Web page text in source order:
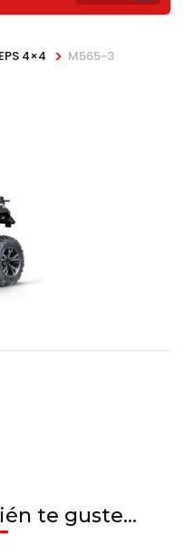
4×4 > M565-3
te guste...